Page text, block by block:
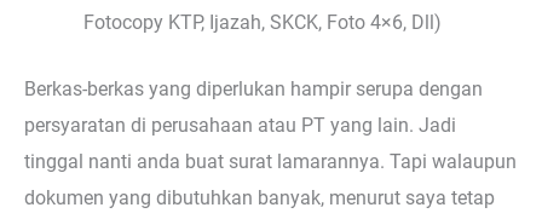
Fotocopy KTP, Ijazah, SKCK, Foto 4×6, Dll)
Berkas-berkas yang diperlukan hampir serupa dengan
persyaratan di perusahaan atau PT yang lain. Jadi
tinggal nanti anda buat surat lamarannya. Tapi walaupun
dokumen yang dibutuhkan banyak, menurut saya tetap